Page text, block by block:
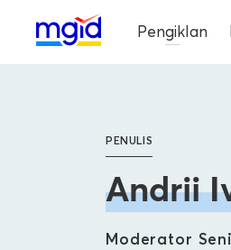
Pengiklan
PENULIS
Andrii
Moderator